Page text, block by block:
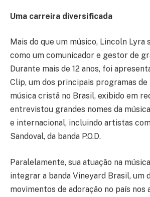
Uma carreira diversificada
Mais do que um músico, Lincoln Lyra
como um comunicador e gestor de
Durante mais de 12 anos, foi
Clip, um dos principais programas de
música cristã no Brasil, exibido em
entrevistou grandes nomes da
e internacional, incluindo artistas
Sandoval, da banda P.O.D.
Paralelamente, sua atuação na
integrar a banda Vineyard Brasil, um
movimentos de adoração no país nos